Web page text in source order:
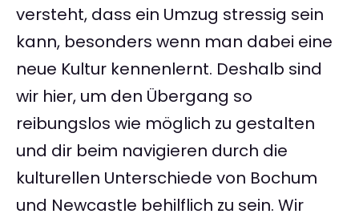
versteht, dass ein Umzug stressig sein
kann, besonders wenn man dabei eine
neue Kultur kennenlernt. Deshalb sind
wir hier, um den Übergang so
reibungslos wie möglich zu gestalten
und dir beim navigieren durch die
kulturellen Unterschiede von Bochum
und Newcastle behilflich zu sein. Wir